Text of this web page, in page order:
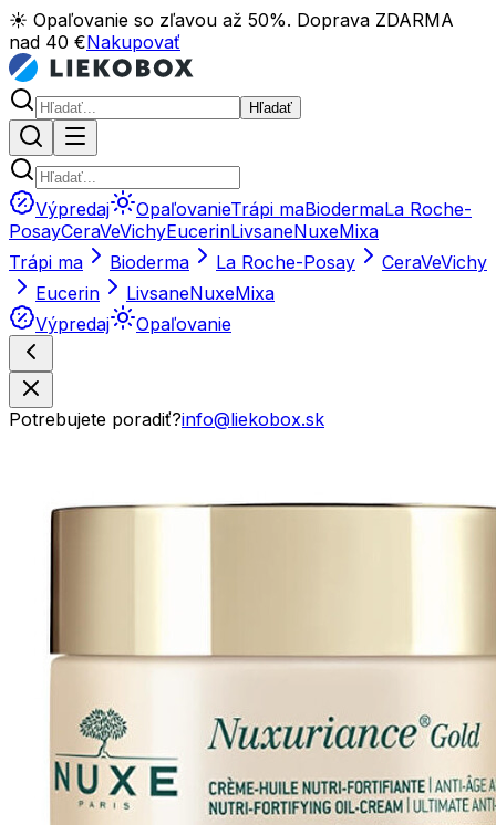
☀️ Opaľovanie so zľavou až 50%. Doprava ZDARMA
nad 40 €Nakupovať
Hľadať
Výpredaj OpaľovanieTrápi maBiodermaLa Roche-
PosayCeraVeVichyEucerinLivsaneNuxeMixa
Trápi ma
Bioderma La Roche-Posay CeraVeVichy
Eucerin
LivsaneNuxeMixa
Výpredaj
Opaľovanie
Potrebujete poradiť?info@liekobox.sk